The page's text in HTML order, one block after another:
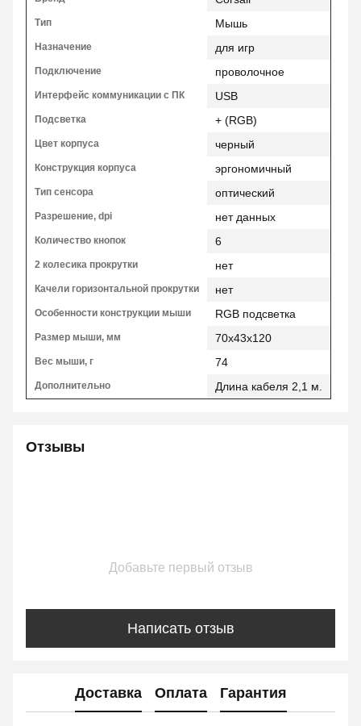
Тип Мышь
Назначение для игр
Подключение проволочное
Интерфейс коммуникации с ПК USB
Подсветка + (RGB)
Цвет корпуса черный
Конструкция корпуса эргономичный
Тип сенсора оптический
Разрешение, dpi нет данных
Количество кнопок 6
2 колесика прокрутки нет
Качели горизонтальной прокрутки нет
Особенности конструкции мыши RGB подсветка
Размер мыши, мм 70x43x120
Вес мыши, г 74
Дополнительно Длина кабеля 2,1 м.
Отзывы
Добавьте первый отзыв
Написать отзыв
Доставка Оплата Гарантия